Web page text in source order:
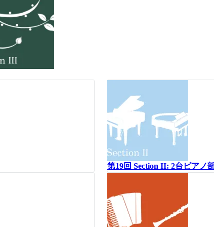
第19回 Section II: 2台ピアノ